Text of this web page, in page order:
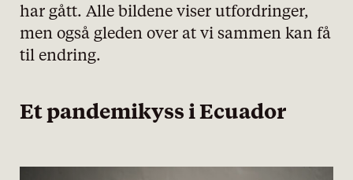
har gått. Alle bildene viser utfordringer,
men også gleden over at vi sammen kan få
til endring.
Et pandemikyss i Ecuador